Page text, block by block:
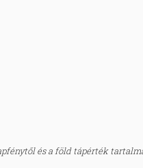
és a föld tápérték